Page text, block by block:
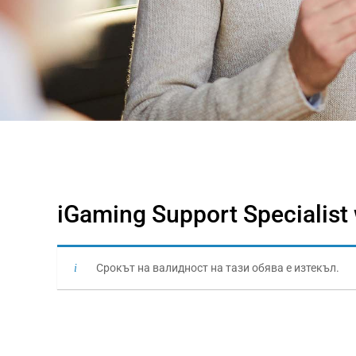
iGaming Support
Срокът на валидност на тази обява е изтекъл.